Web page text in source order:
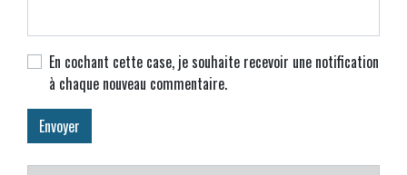
En cochant cette case, je souhaite recevoir une notification
à chaque nouveau commentaire.